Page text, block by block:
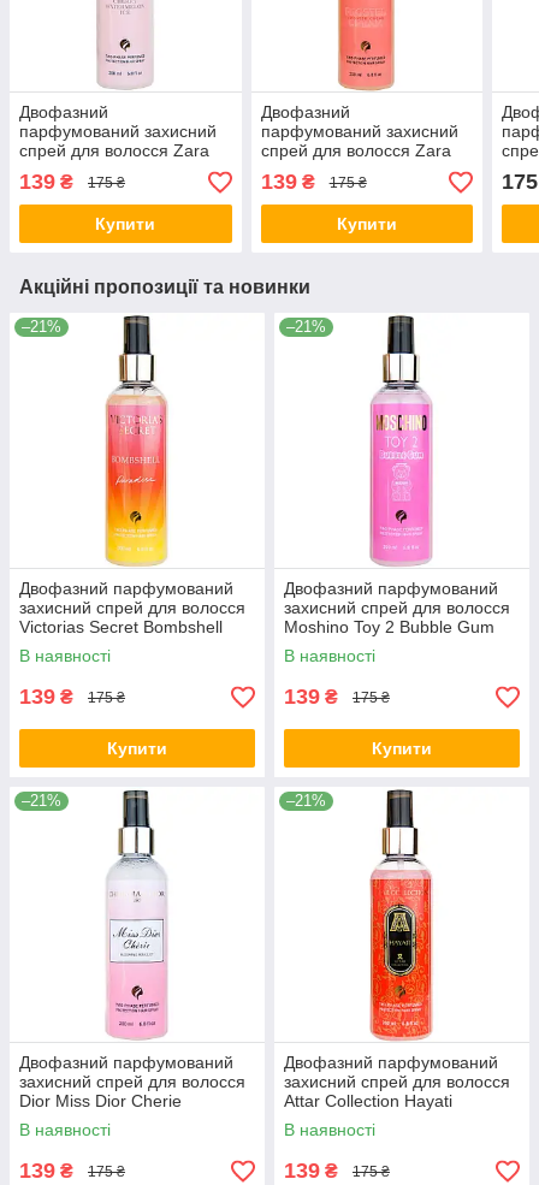
Двофазний
парфумований захисний
спрей для волосся Zara
Cherry Watermelon Ice
Exclusive EURO 200 мл
139 ₴ 175 ₴
Купити
Двофазний
парфумований захисний
спрей для волосся Zara
Frosted Cream Exclusive
EURO 200 мл
139₴ 175 ₴
Купити
175
Акційні пропозиції та новинки
–21%
Двофазний парфумований
захисний спрей для волосся
Victorias Secret Bombshell
Paradise Exclusive EURO 200
мл
В наявності
139 ₴ 175 ₴
Купити
–21%
Двофазний парфумований
захисний спрей для волосся
Moshino Toy 2 Bubble Gum
Exclusive EURO 200 мл
В наявності
139 ₴ 175 ₴
Купити
–21%
Двофазний парфумований
захисний спрей для волосся
Dior Miss Dior Cherie
Blooming Bouquet Exclusive
EURO 200 мл
В наявності
139 ₴ 175 ₴
–21%
Двофазний парфумований
захисний спрей для волосся
Attar Collection Hayati
Exclusive EURO 200 мл
В наявності
139 ₴ 175 ₴